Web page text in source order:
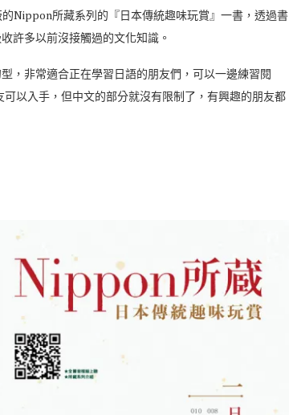
Nippon所藏系列的『日本傳統趣味玩賞』一書，透過書
許多以前沒接觸過的文化知識。
，非常適合正在學習日語的朋友們，可以一邊練習閱
以入手，但中文的部分就沒有限制了，有興趣的朋友都